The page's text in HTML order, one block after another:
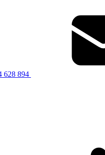
628 894